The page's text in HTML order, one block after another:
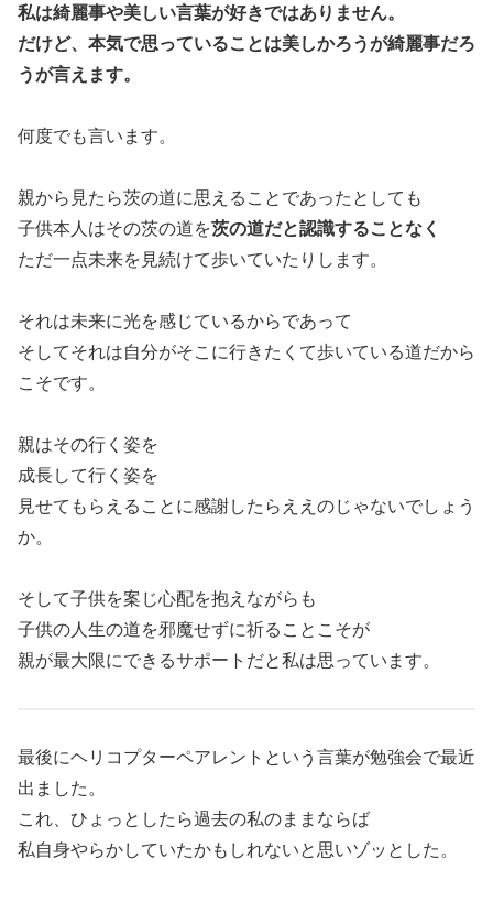
私は綺麗事や美しい言葉が好きではありません。
だけど、本気で思っていることは美しかろうが綺麗事だろ
うが言えます。
何度でも言います。
親から見たら茨の道に思えることであったとしても
子供本人はその茨の道を茨の道だと認識することなく
ただ一点未来を見続けて歩いていたりします。
それは未来に光を感じているからであって
そしてそれは自分がそこに行きたくて歩いている道だから
こそです。
親はその行く姿を
成長して行く姿を
見せてもらえることに感謝したらええのじゃないでしょう
か。
そして子供を案じ心配を抱えながらも
子供の人生の道を邪魔せずに祈ることこそが
親が最大限にできるサポートだと私は思っています。
最後にヘリコプターペアレントという言葉が勉強会で最近
出ました。
これ、ひょっとしたら過去の私のままならば
私自身やらかしていたかもしれないと思いゾッとした。